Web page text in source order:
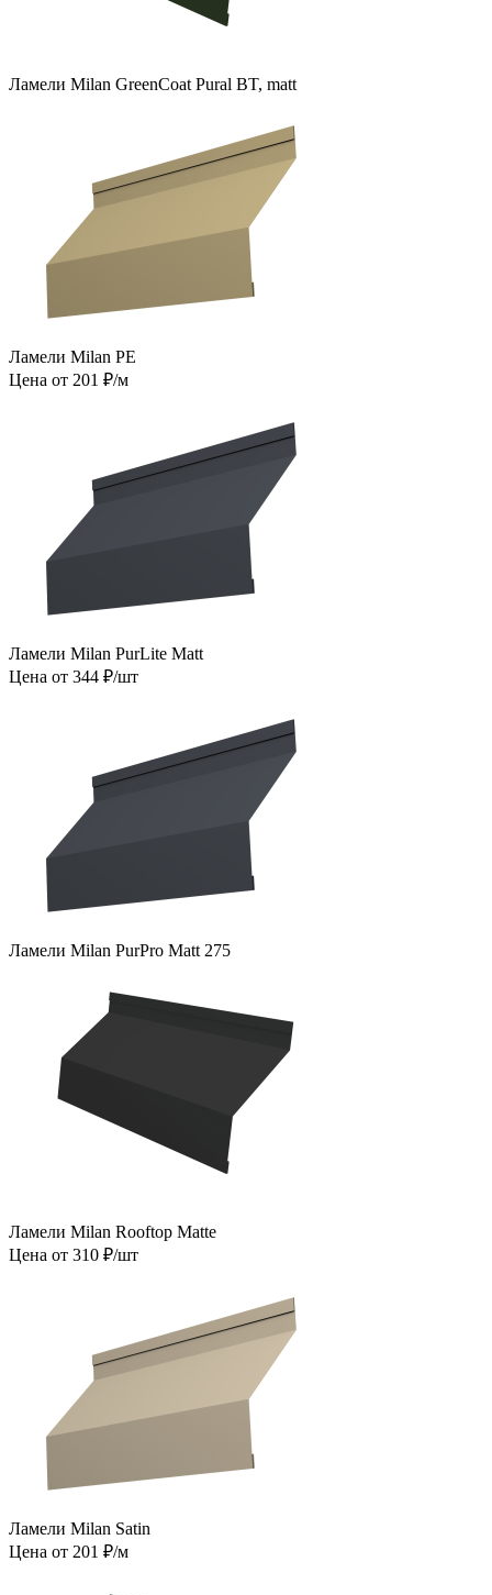
Ламели Milan GreenCoat Pural BT, matt
Ламели Milan PE
Цена от 201 ₽/м
Ламели Milan PurLite Matt
Цена от 344 ₽/шт
Ламели Milan PurPro Matt 275
Ламели Milan Rooftop Matte
Цена от 310 ₽/шт
Ламели Milan Satin
Цена от 201 ₽/м